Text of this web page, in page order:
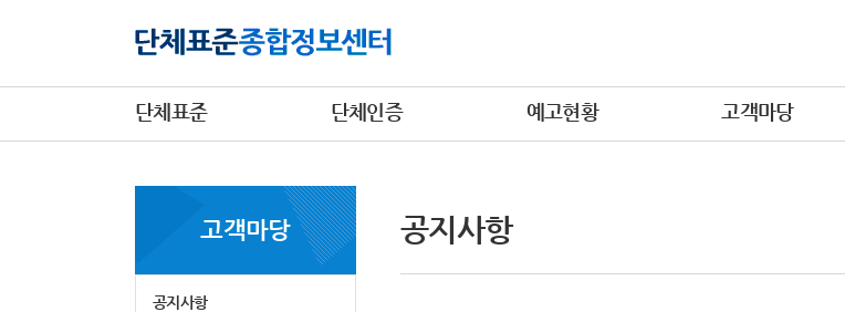
단체표준 단체인증 예고현황 고객마당
고객마당
공지사항
공지사항